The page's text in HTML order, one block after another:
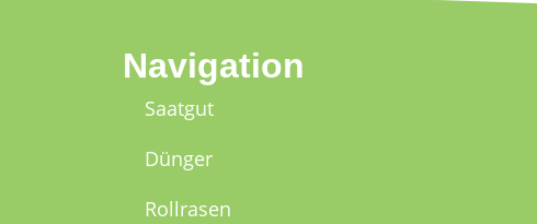
Navigation
Saatgut
Dünger
Rollrasen